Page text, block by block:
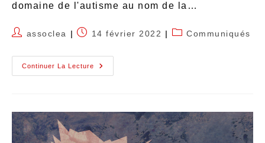
domaine de l'autisme au nom de la…
assoclea 14 février 2022 Communiqués
Continuer La Lecture